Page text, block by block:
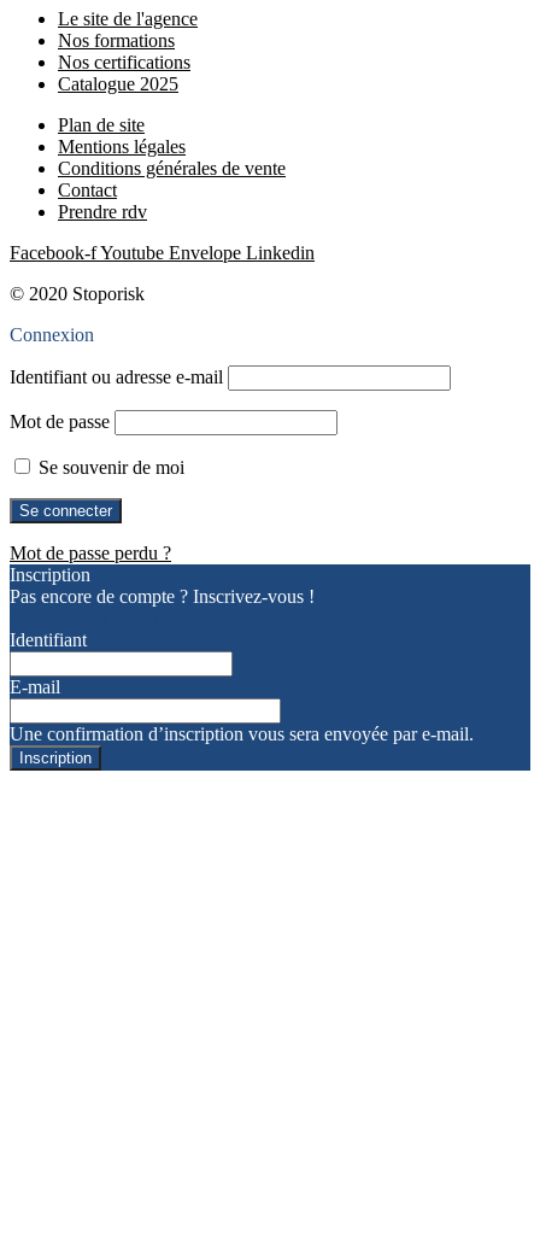
Le site de l'agence
Nos formations
Nos certifications
Catalogue 2025
Plan de site
Mentions légales
Conditions générales de vente
Contact
Prendre rdv
Facebook-fYoutube Envelope Linkedin
© 2020 Stoporisk
Connexion
Identifiant ou adresse e-mail
Mot de passe
Se souvenir de moi
Mot de passe perdu ?
Inscription
Pas encore de compte ? Inscrivez-vous !
Identifiant
E-mail
Une confirmation d’inscription vous sera envoyée par e-mail.